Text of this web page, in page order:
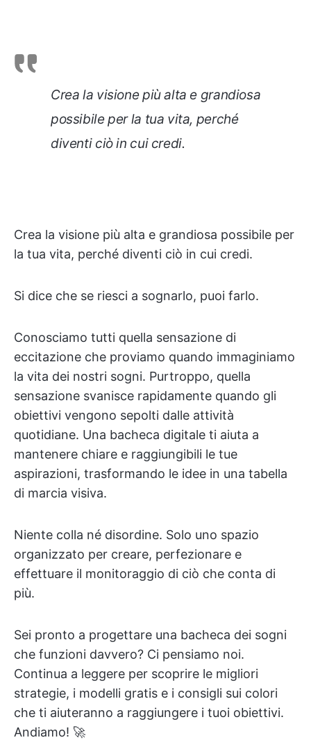
Crea la visione più alta e grandiosa
possibile per la tua vita, perché
diventi ciò in cui credi.
Crea la visione più alta e grandiosa possibile per
la tua vita, perché diventi ciò in cui credi.
Si dice che se riesci a sognarlo, puoi farlo.
Conosciamo tutti quella sensazione di
eccitazione che proviamo quando immaginiamo
la vita dei nostri sogni. Purtroppo, quella
sensazione svanisce rapidamente quando gli
obiettivi vengono sepolti dalle attività
quotidiane. Una bacheca digitale ti aiuta a
mantenere chiare e raggiungibili le tue
aspirazioni, trasformando le idee in una tabella
di marcia visiva.
Niente colla né disordine. Solo uno spazio
organizzato per creare, perfezionare e
effettuare il monitoraggio di ciò che conta di
più.
Sei pronto a progettare una bacheca dei sogni
che funzioni davvero? Ci pensiamo noi.
Continua a leggere per scoprire le migliori
strategie, i modelli gratis e i consigli sui colori
che ti aiuteranno a raggiungere i tuoi obiettivi.
Andiamo! 🚀